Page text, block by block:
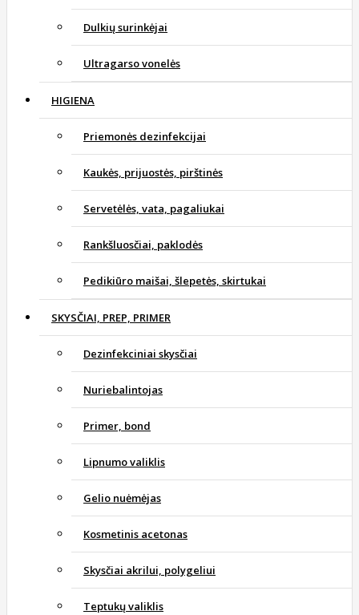
Dulkių surinkėjai
Ultragarso vonelės
HIGIENA
Priemonės dezinfekcijai
Kaukės, prijuostės, pirštinės
Servetėlės, vata, pagaliukai
Rankšluosčiai, paklodės
Pedikiūro maišai, šlepetės, skirtukai
SKYSČIAI, PREP, PRIMER
Dezinfekciniai skysčiai
Nuriebalintojas
Primer, bond
Lipnumo valiklis
Gelio nuėmėjas
Kosmetinis acetonas
Skysčiai akrilui, polygeliui
Teptukų valiklis